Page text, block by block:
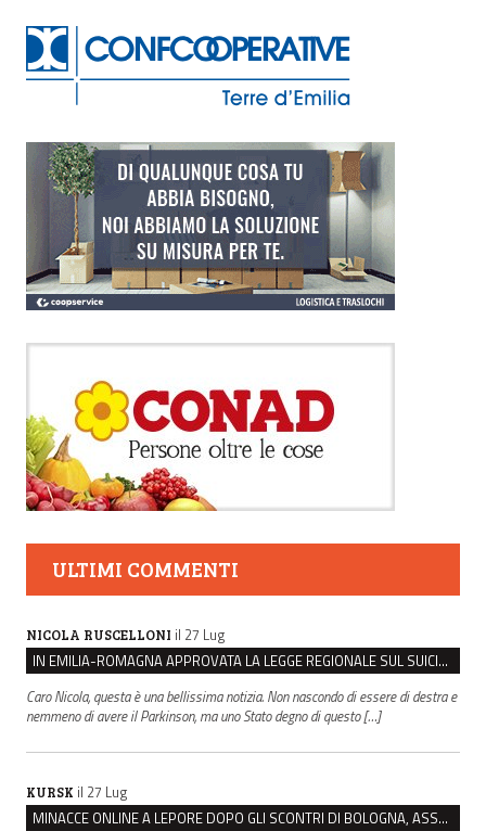
ULTIMI COMMENTI
NICOLA RUSCELLONI il 27 Lug
IN EMILIA-ROMAGNA APPROVATA LA LEGGE REGIONALE SUL SUICIDIO MEDICALMENTE ASSISTITO
Caro Nicola, questa è una bellissima notizia. Non nascondo di essere di destra e
nemmeno di avere il Parkinson, ma uno Stato degno di questo […]
KURSK il 27 Lug
MINACCE ONLINE A LEPORE DOPO GLI SCONTRI DI BOLOGNA, ASSEGNATA LA SCORTA AL SINDACO